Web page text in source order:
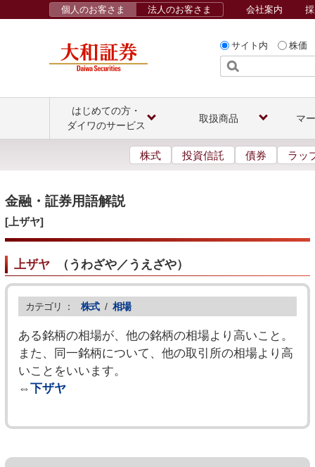
サイト内 株価
個人のお客さま 法人のお客さま 会社案内
はじめての方・
ダイワのサービス
取扱商品 マ
株式 投資信託 債券 ラッ
金融・証券用語解説
[上ザヤ]
上ザヤ（うわざや／うえざや）
カテゴリ ： 株式 / 相場
ある銘柄の相場が、他の銘柄の相場より高いこと。
また、同一銘柄について、他の取引所の相場より高
いことをいいます。
⇔下ザヤ